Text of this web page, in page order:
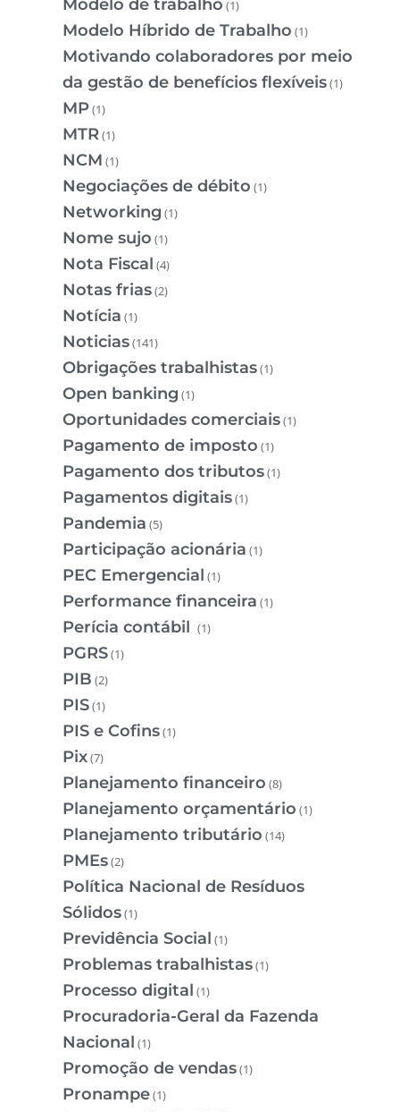
Modelo de trabalho (1)
Modelo Híbrido de Trabalho (1)
Motivando colaboradores por meio
da gestão de benefícios flexíveis(1)
MP(1)
MTR(1)
NCM (1)
Negociações de débito (1)
Networking (1)
Nome sujo (1)
Nota Fiscal (4)
Notas frias(2)
Notícia (1)
Noticias(141)
Obrigações trabalhistas(1)
Open banking (1)
Oportunidades comerciais(1)
Pagamento de imposto (1)
Pagamento dos tributos(1)
Pagamentos digitais(1)
Pandemia (5)
Participação acionária (1)
PEC Emergencial (1)
Performance financeira (1)
Perícia contábil (1)
PGRS(1)
PIB (2)
PIS(1)
PIS e Cofins(1)
Pix(7)
Planejamento financeiro (8)
Planejamento orçamentário (1)
Planejamento tributário (14)
PMEs(2)
Política Nacional de Resíduos
Sólidos(1)
Previdência Social (1)
Problemas trabalhistas(1)
Processo digital (1)
Procuradoria-Geral da Fazenda
Nacional (1)
Promoção de vendas(1)
Pronampe(1)